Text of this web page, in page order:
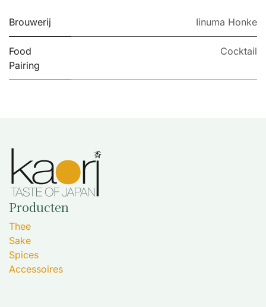
Brouwerij Iinuma Honke
Food
Pairing
Cocktail
Producten
Thee
Sake
Spices
Accessoires